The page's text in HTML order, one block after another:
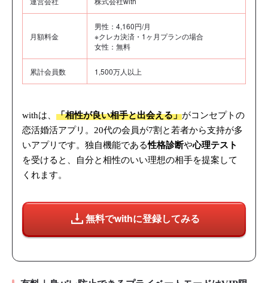
月額料金
男性：4,160円/月
※クレカ決済・1ヶ月プランの場合
女性：無料
累計会員数 1,500万人以上
withは、 「相性が良い相手と出会える」がコンセプトの
恋活婚活アプリ。20代の会員が7割と若者から支持が多
いアプリです。独自機能である性格診断や心理テスト
を受けると、自分と相性のいい理想の相手を提案して
くれます。
無料でwithに登録してみる